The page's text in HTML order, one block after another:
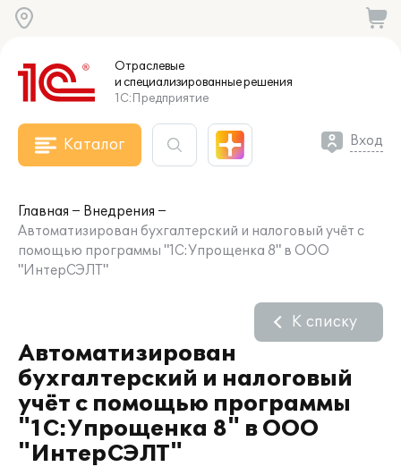
Отраслевые
и специализированныерешения
1С:Предприятие
Каталог Вход
Главная
Внедрения
Автоматизирован бухгалтерский и налоговый учёт с
помощью программы "1С:Упрощенка 8" в ООО
"ИнтерСЭЛТ"
Автоматизирован
бухгалтерский и налоговый
учёт с помощью программы
"1С:Упрощенка 8" в ООО
"ИнтерСЭЛТ"
К списку